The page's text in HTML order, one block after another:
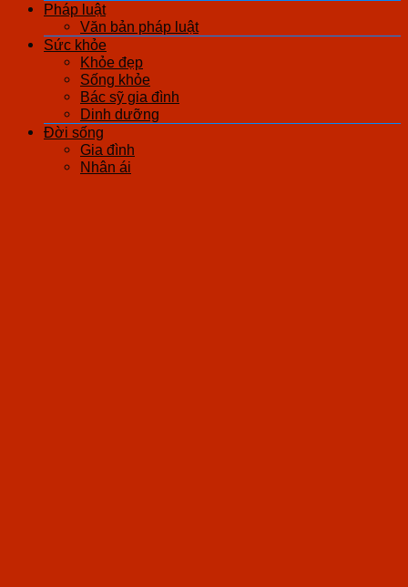
Pháp luật
Văn bản pháp luật
Sức khỏe
Khỏe đẹp
Sống khỏe
Bác sỹ gia đình
Dinh dưỡng
Đời sống
Gia đình
Nhân ái